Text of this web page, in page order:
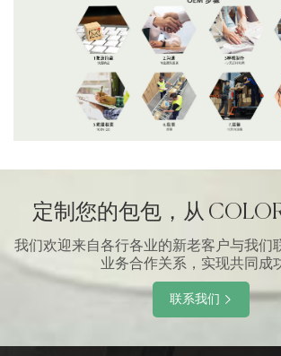
定制您的包包，从
我们欢迎来自各行各业的新老客户与我们
业务合作关系，实现共同成
联系我们